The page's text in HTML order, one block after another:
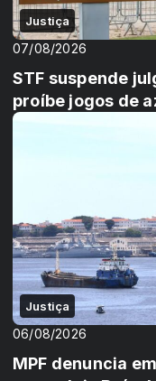
Justiça
07/08/2026
STF suspende
proíbe jogos de
Justiça
06/08/2026
MPF denuncia